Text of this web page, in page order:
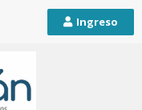
Ingreso